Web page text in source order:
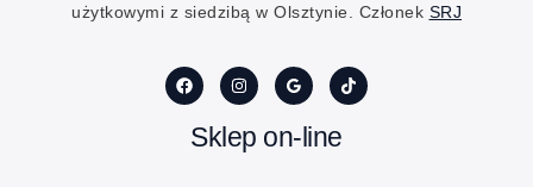
użytkowymi z siedzibą w Olsztynie. Członek SRJ
Sklep on-line